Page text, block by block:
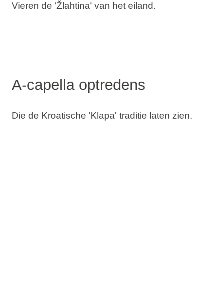
Vieren de 'Žlahtina' van het eiland.
A-capella optredens
Die de Kroatische 'Klapa' traditie laten zien.